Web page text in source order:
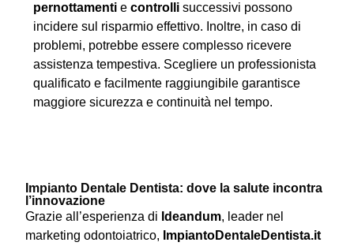
pernottamenti e controlli successivi possono
incidere sul risparmio effettivo. Inoltre, in caso di
problemi, potrebbe essere complesso ricevere
assistenza tempestiva. Scegliere un professionista
qualificato e facilmente raggiungibile garantisce
maggiore sicurezza e continuità nel tempo.
Impianto Dentale Dentista: dove la salute incontra
l’innovazione
Grazie all’esperienza di Ideandum, leader nel
marketing odontoiatrico, ImpiantoDentaleDentista.it